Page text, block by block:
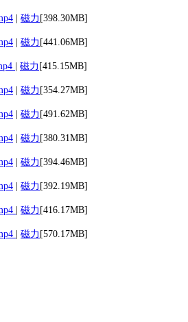
磁力 [398.30MB]
磁力 [441.06MB]
磁力 [415.15MB]
磁力 [354.27MB]
磁力 [491.62MB]
磁力 [380.31MB]
磁力 [394.46MB]
磁力 [392.19MB]
磁力 [416.17MB]
磁力 [570.17MB]